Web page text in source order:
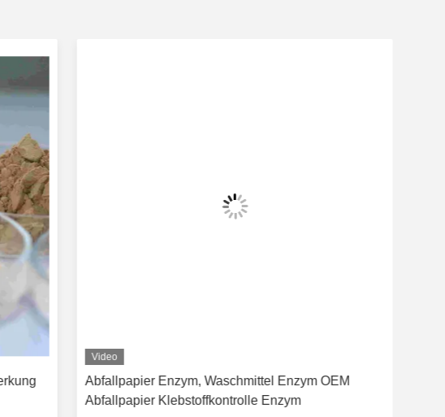
Video
Abfallpapier Enzym, Waschmittel Enzym OEM
Abfallpapier Klebstoffkontrolle Enzym